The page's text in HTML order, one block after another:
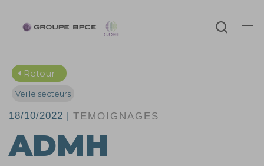
Passer au contenu
Retour
Veille secteurs
18/10/2022 | TEMOIGNAGES
ADMH